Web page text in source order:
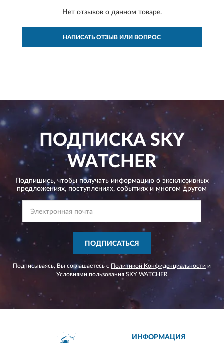
Нет отзывов о данном товаре.
НАПИСАТЬ ОТЗЫВ ИЛИ ВОПРОС
ПОДПИСКАSKY
WATCHER
Подпишись, чтобы получать информацию о эксклюзивных
предложениях, поступлениях, событиях и многом другом
ПОДПИСАТЬСЯ
Подписываясь, Вы соглашаетесь с Политикой Конфиденциальности и
Условиями пользованияSKY WATCHER
ИНФОРМАЦИЯ